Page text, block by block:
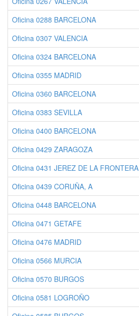
Oficina 0288 BARCELONA
Oficina 0307 VALENCIA
Oficina 0324 BARCELONA
Oficina 0355 MADRID
Oficina 0360 BARCELONA
Oficina 0383 SEVILLA
Oficina 0400 BARCELONA
Oficina 0429 ZARAGOZA
Oficina 0431 JEREZ DE LA FRONTERA
Oficina 0439 CORUÑA, A
Oficina 0448 BARCELONA
Oficina 0471 GETAFE
Oficina 0476 MADRID
Oficina 0566 MURCIA
Oficina 0570 BURGOS
Oficina 0581 LOGROÑO